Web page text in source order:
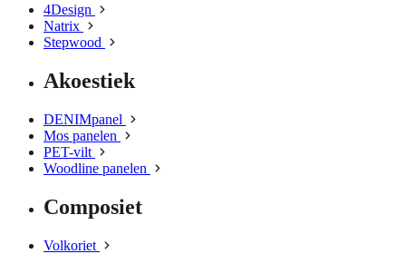
4Design
Natrix
Stepwood
Akoestiek
DENIMpanel
Mos panelen
PET-vilt
Woodline panelen
Composiet
Volkoriet